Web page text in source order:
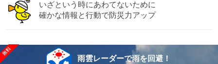
いざという時にあわてないために
確かな情報と行動で防災力アップ
雨雲レーダーで雨を回避！